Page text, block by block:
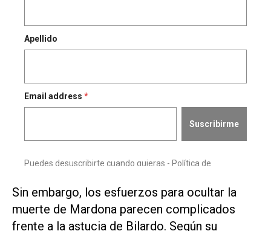
Sin embargo, los esfuerzos para ocultar la
muerte de Mardona parecen complicados
frente a la astucia de Bilardo. Según su